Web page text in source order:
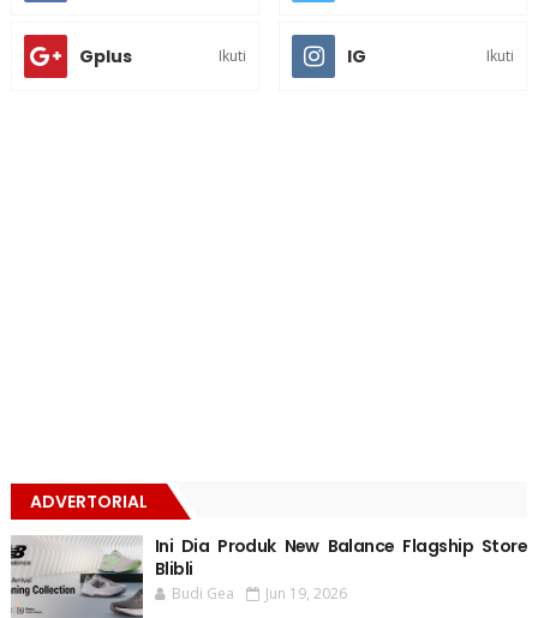
Gplus Ikuti IG Ikuti
ADVERTORIAL
Ini Dia Produk New Balance Flagship Store
Blibli
Budi Gea Jun 19, 2026